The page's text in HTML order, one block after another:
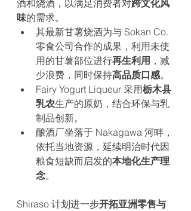
酒和烧酒，以满足消费者对跨文化风
味的需求。
其最新甘薯烧酒为与 Sokan Co.
零食公司合作的成果，利用未使
用的甘薯部位进行再生利用 ，减
少浪费，同时保持高品质口感。
Fairy Yogurt Liqueur 采用栃木县
乳农生产的原奶，结合环保与乳
制品创新。
酿酒厂坐落于 Nakagawa 河畔，
依托当地资源，延续明治时代因
粮食短缺而启发的本地化生产理
念。
Shiraso 计划进一步开拓亚洲零售与